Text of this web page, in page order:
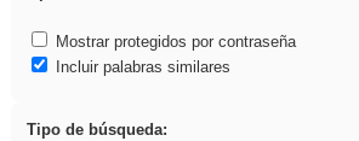
Mostrar protegidos por contraseña
Incluir palabras similares
Tipo de búsqueda: